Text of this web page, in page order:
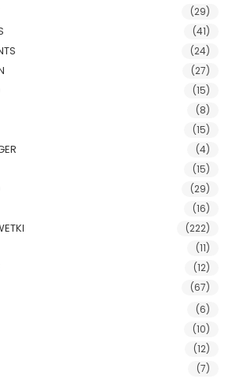
(29)
(41)
(24)
(27)
(15)
(8)
(15)
(4)
(15)
(29)
(16)
(222)
(11)
(12)
(67)
(6)
(10)
(12)
(7)